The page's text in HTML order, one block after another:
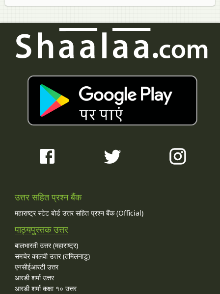
उत्तर सहित प्रश्न बैंक
महाराष्ट्र स्टेट बोर्ड उत्तर सहित प्रश्न बैंक (Official)
पाठ्यपुस्तक उत्तर
बालभारती उत्तर (महाराष्ट्र)
समचेर कालवी उत्तर (तमिलनाडु)
एनसीईआरटी उत्तर
आरडी शर्मा उत्तर
आरडी शर्मा कक्षा १० उत्तर